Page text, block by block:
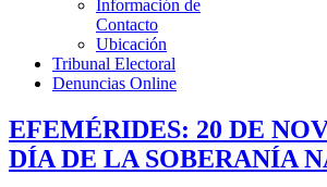
Información de
Contacto
Ubicación
Tribunal Electoral
Denuncias Online
EFEMÉRIDES: 20 DE
DÍA DE LA SOBERANÍA